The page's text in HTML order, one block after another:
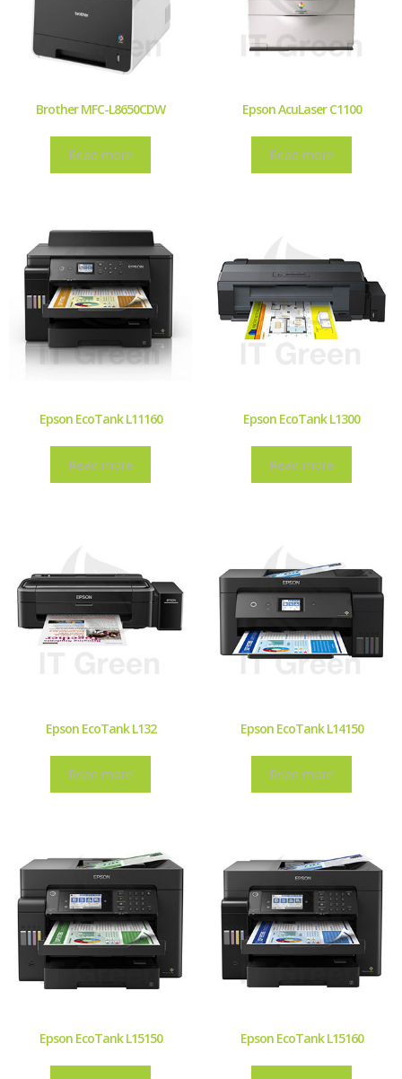
Brother MFC-L8650CDW
Read more
Epson AcuLaser C1100
Read more
Epson EcoTank L11160
Read more
Epson EcoTank L1300
Read more
Epson EcoTank L132
Read more
Epson EcoTank L14150
Read more
Epson EcoTank L15150 Epson EcoTank L15160